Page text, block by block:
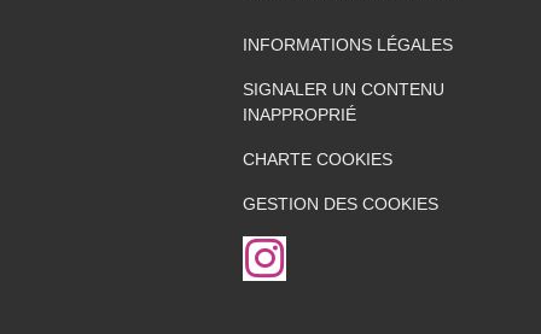
INFORMATIONS LÉGALES
SIGNALER UN CONTENU
INAPPROPRIÉ
CHARTE COOKIES
GESTION DES COOKIES